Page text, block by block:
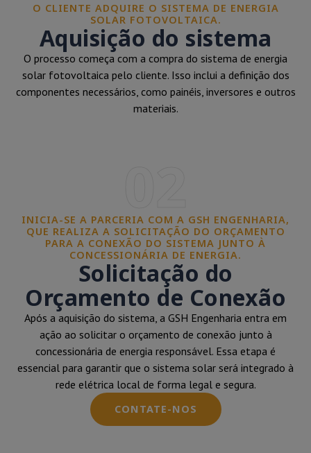
O CLIENTE ADQUIRE O SISTEMA DE ENERGIA
SOLAR FOTOVOLTAICA.
Aquisição do sistema
O processo começa com a compra do sistema de energia
solar fotovoltaica pelo cliente. Isso inclui a definição dos
componentes necessários, como painéis, inversores e outros
materiais.
INICIA-SE A PARCERIA COM A GSH ENGENHARIA,
QUE REALIZA A SOLICITAÇÃO DO ORÇAMENTO
PARA A CONEXÃO DO SISTEMA JUNTO À
CONCESSIONÁRIA DE ENERGIA.
Solicitação do
Orçamento de Conexão
Após a aquisição do sistema, a GSH Engenharia entra em
ação ao solicitar o orçamento de conexão junto à
concessionária de energia responsável. Essa etapa é
essencial para garantir que o sistema solar será integrado à
rede elétrica local de forma legal e segura.
CONTATE-NOS